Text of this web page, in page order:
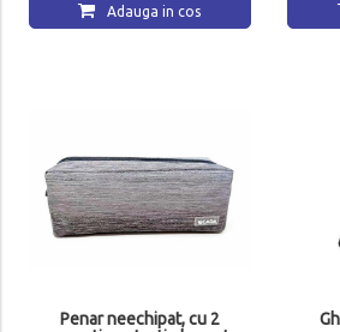
Adauga in cos
Penar neechipat, cu 2